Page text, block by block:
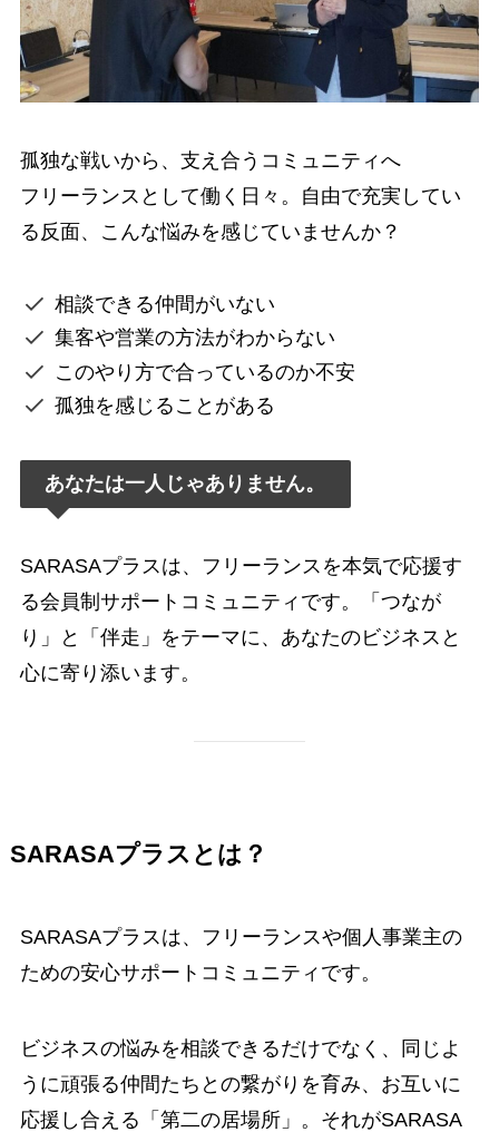
孤独な戦いから、支え合うコミュニティへ
フリーランスとして働く日々。自由で充実してい
る反面、こんな悩みを感じていませんか？
相談できる仲間がいない
集客や営業の方法がわからない
このやり方で合っているのか不安
孤独を感じることがある
あなたは一人じゃありません。
SARASAプラスは、フリーランスを本気で応援す
る会員制サポートコミュニティです。「つなが
り」と「伴走」をテーマに、あなたのビジネスと
心に寄り添います。
SARASAプラスとは？
SARASAプラスは、フリーランスや個人事業主の
ための安心サポートコミュニティです。
ビジネスの悩みを相談できるだけでなく、同じよ
うに頑張る仲間たちとの繋がりを育み、お互いに
応援し合える「第二の居場所」。それがSARASA